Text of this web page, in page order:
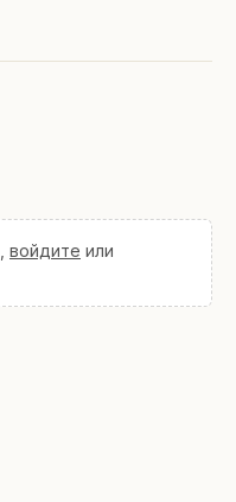
войдите или